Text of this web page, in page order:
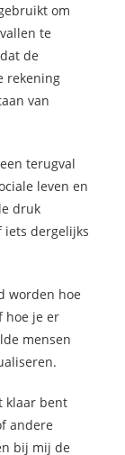
om
te
de
rekening
van
terugval
leven en
druk
iets dergelijks
worden hoe
hoe je er
mensen
klaar bent
andere
bij mij de